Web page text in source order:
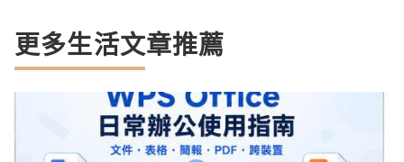
更多生活文章推薦